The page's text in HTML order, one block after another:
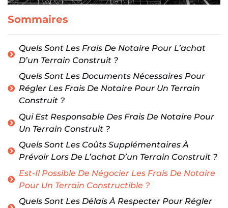
Sommaires
Quels Sont Les Frais De Notaire Pour L’achat
D’un Terrain Construit ?
Quels Sont Les Documents Nécessaires Pour
Régler Les Frais De Notaire Pour Un Terrain
Construit ?
Qui Est Responsable Des Frais De Notaire Pour
Un Terrain Construit ?
Quels Sont Les Coûts Supplémentaires À
Prévoir Lors De L’achat D’un Terrain Construit ?
Est-Il Possible De Négocier Les Frais De Notaire
Pour Un Terrain Constructible ?
Quels Sont Les Délais À Respecter Pour Régler